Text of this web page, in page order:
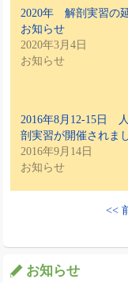
2020年 解剖実習の
お知らせ
2020年3月4日
お知らせ
2016年8月12-15日
剖実習が開催されま
2016年9月14日
お知らせ
<<
お知らせ